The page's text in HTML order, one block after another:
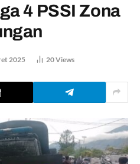
4 PSSI Zona
2025 20Views